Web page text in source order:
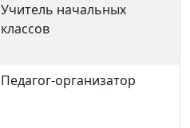
Учитель начальных
классов
Педагог-организатор